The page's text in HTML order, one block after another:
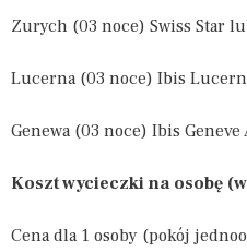
Zurych (03 noce) Swiss Star
Lucerna (03 noce) Ibis
Genewa (03 noce) Ibis
Koszt wycieczki na osobę
Cena dla 1 osoby (pokój